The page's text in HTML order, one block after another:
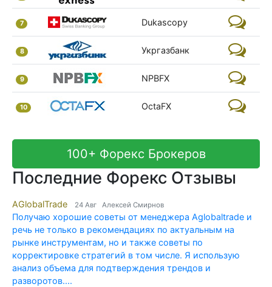
7 Dukascopy
8 Укргазбанк
9 NPBFX
10 OctaFX
100+ Форекс Брокеров
Последние Форекс Отзывы
AGlobalTrade 24 Авг Алексей Смирнов
Получаю хорошие советы от менеджера Aglobaltrade и
речь не только в рекомендациях по актуальным на
рынке инструментам, но и также советы по
корректировке стратегий в том числе. Я использую
анализ объема для подтверждения трендов и
разворотов....